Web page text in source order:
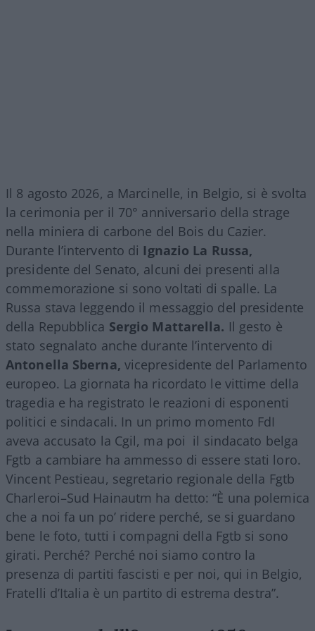
Il 8 agosto 2026, a Marcinelle, in Belgio, si è svolta
la cerimonia per il 70° anniversario della strage
nella miniera di carbone del Bois du Cazier.
Durante l’intervento di Ignazio La Russa,
presidente del Senato, alcuni dei presenti alla
commemorazione si sono voltati di spalle. La
Russa stava leggendo il messaggio del presidente
della Repubblica Sergio Mattarella. Il gesto è
stato segnalato anche durante l’intervento di
Antonella Sberna, vicepresidente del Parlamento
europeo. La giornata ha ricordato le vittime della
tragedia e ha registrato le reazioni di esponenti
politici e sindacali. In un primo momento FdI
aveva accusato la Cgil, ma poi il sindacato belga
Fgtb a cambiare ha ammesso di essere stati loro.
Vincent Pestieau, segretario regionale della Fgtb
Charleroi–Sud Hainautm ha detto: “È una polemica
che a noi fa un po’ ridere perché, se si guardano
bene le foto, tutti i compagni della Fgtb si sono
girati. Perché? Perché noi siamo contro la
presenza di partiti fascisti e per noi, qui in Belgio,
Fratelli d’Italia è un partito di estrema destra”.